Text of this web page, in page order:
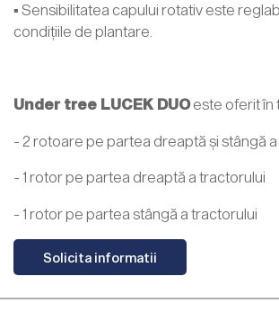
▪ Sensibilitatea capului rotativ este
condițiile de plantare.
Under tree LUCEK DUOeste oferit în
- 2 rotoare pe partea dreaptă și stângă
- 1 rotor pe partea dreaptă a tractorului
- 1 rotor pe partea stângă a tractorului
Solicita informatii